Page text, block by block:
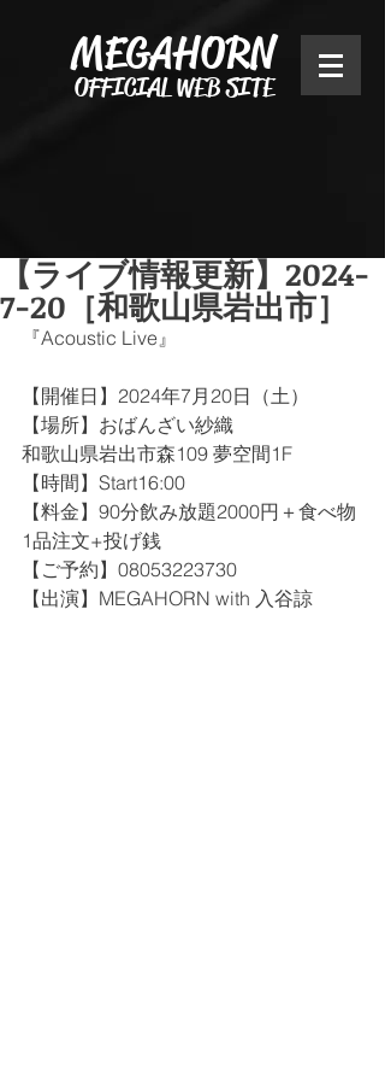
MEGAHORN
OFFICIAL WEB SITE
【ライブ情報更新】2024-
7-20［和歌山県岩出市］
『Acoustic Live』
【開催日】2024年7月20日（土）
【場所】おばんざい紗織
和歌山県岩出市森109 夢空間1F
【時間】Start16:00
﻿【料金】90分飲み放題2000円＋食べ物
1品注文+投げ銭
【ご予約】08053223730
【出演】MEGAHORN with 入谷諒